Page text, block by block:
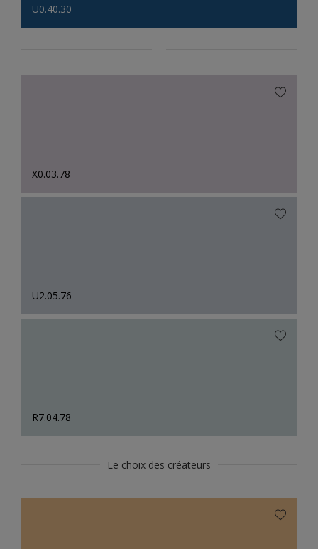
U0.40.30
X0.03.78
U2.05.76
R7.04.78
Le choix des créateurs